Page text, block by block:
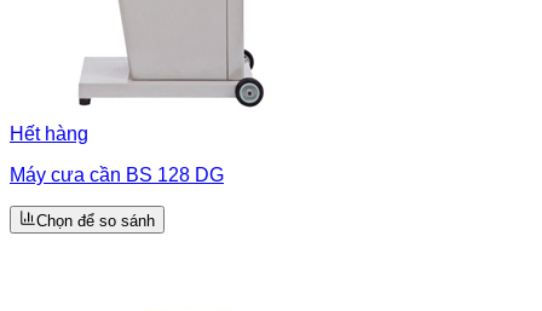
Hết hàng
Máy cưa cần BS 128 DG
Chọn để so sánh